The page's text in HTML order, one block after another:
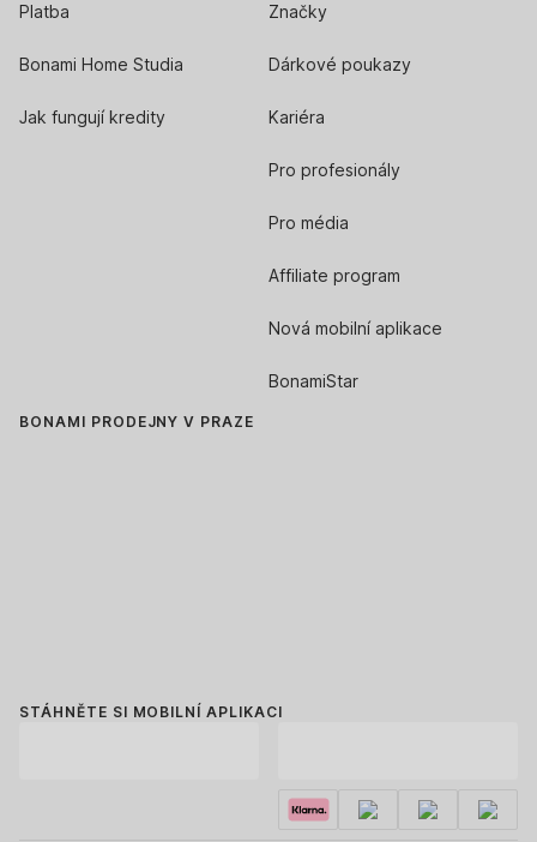
Platba
Bonami Home Studia
Jak fungují kredity
Značky
Dárkové poukazy
Kariéra
Pro profesionály
Pro média
Affiliate program
Nová mobilní aplikace
BonamiStar
BONAMI PRODEJNY V PRAZE
STÁHNĚTE SI MOBILNÍ APLIKACI